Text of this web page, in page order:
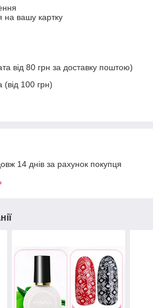
на вашу картку
від 80 грн за доставку поштою)
(від 100 грн)
14 днів за рахунок покупця